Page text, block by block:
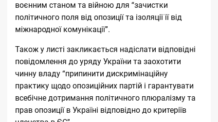
воєнним станом та війною для “зачистки
політичного поля від опозиції та ізоляції її від
міжнародної комунікації”.
Також у листі закликається надіслати відповідні
повідомлення до уряду України та заохотити
чинну владу “припинити дискримінаційну
практику щодо опозиційних партій і гарантувати
всебічне дотримання політичного плюралізму та
прав опозиції в Україні відповідно до критеріїв